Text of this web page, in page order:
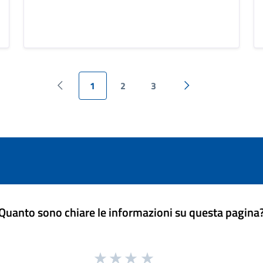
Pagina precedente
1 2 3
Pagina successiva
sono chiare le informazioni su questa